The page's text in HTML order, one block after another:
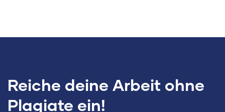
Reiche deine Arbeit ohne
Plagiate ein!